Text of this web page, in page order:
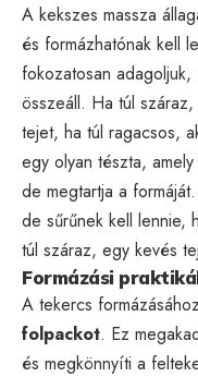
A kekszes massza
és formázhatónak kell
fokozatosan
összeáll. Ha túl
tejet, ha túl ragacsos,
egy olyan tészta,
de megtartja a
de sűrűnek kell lennie,
túl száraz, egy kevés
Formázási
A tekercs
folpackot. Ez
és megkönnyíti a